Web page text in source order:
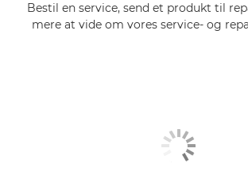
Bestil en service, send et produkt til
mere at vide om vores service- og